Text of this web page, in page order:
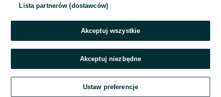
Lista partnerów (dostawców)
Akceptuj wszystkie
Akceptuj niezbędne
Ustaw preferencje